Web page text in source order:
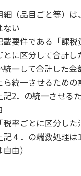
細（品目ごと等）
ない
載要件である「課
とに区分して合計
統一して合計した
ら統一させるための
記2．の統一させる
「税率ごとに区分し
記４．の端数処理
自由）